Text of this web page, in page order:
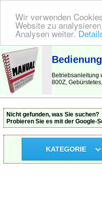
Wir verwenden
Website zu
Analysen weiter.
BEDIENUNGSANLEITUNG | Hier
Betriebsanleitung
800Z,
Nicht gefunden, was Sie suchen?
Probieren Sie es mit der Google-
KATEGORIE